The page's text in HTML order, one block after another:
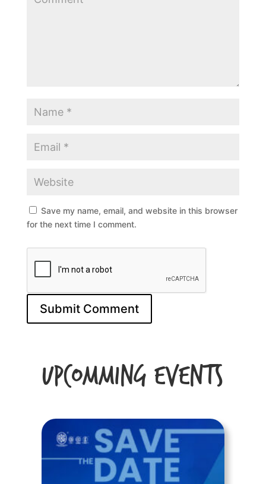
Save my name, email, and website in this browser
for the next time I comment.
Upcomming Events